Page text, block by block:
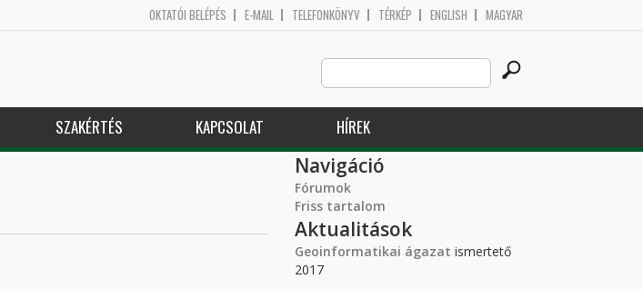
OKTATÓI BELÉPÉS E-MAIL TELEFONKÖNYV TÉRKÉP ENGLISH MAGYAR
Search
this
site
SZAKÉRTÉS KAPCSOLAT HÍREK
Navigáció
Fórumok
Friss tartalom
Aktualitások
Geoinformatikai ágazat ismertető
2017